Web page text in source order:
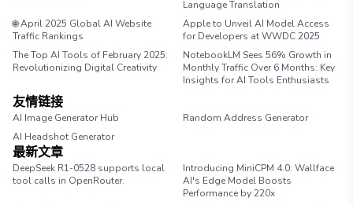
Language Translation
🌐 April 2025 Global AI Website
Traffic Rankings
Apple to Unveil AI Model Access
for Developers at WWDC 2025
The Top AI Tools of February 2025:
Revolutionizing Digital Creativity
NotebookLM Sees 56% Growth in
Monthly Traffic Over 6 Months: Key
Insights for AI Tools Enthusiasts
友情链接
AI Image Generator Hub
Random Address Generator
AI Headshot Generator
最新文章
DeepSeek R1-0528 supports local
tool calls in OpenRouter.
Introducing MiniCPM 4.0: Wallface
AI's Edge Model Boosts
Performance by 220x